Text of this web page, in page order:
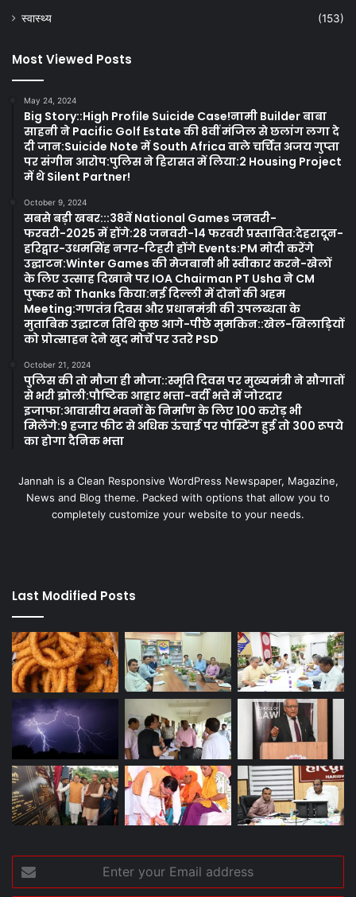
स्वास्थ्य
(153)
Most Viewed Posts
May 24, 2024
Big Story::High Profile Suicide Case!नामी Builder बाबा
साहनी ने Pacific Golf Estate की 8वीं मंजिल से छलांग लगा दे
दी जान:Suicide Note में South Africa वाले चर्चित अजय गुप्ता
पर संगीन आरोप:पुलिस ने हिरासत में लिया:2 Housing Project
में थे Silent Partner!
October 9, 2024
सबसे बड़ी खबर:::38वें National Games जनवरी-
फरवरी-2025 में होंगे:28 जनवरी-14 फरवरी प्रस्तावित:देहरादून-
हरिद्वार-उधमसिंह नगर-टिहरी होंगे Events:PM मोदी करेंगे
उद्घाटन:Winter Games की मेजबानी भी स्वीकार करने-खेलों
के लिए उत्साह दिखाने पर IOA Chairman PT Usha ने CM
पुष्कर को Thanks किया:नई दिल्ली में दोनों की अहम
Meeting:गणतंत्र दिवस और प्रधानमंत्री की उपलब्धता के
मुताबिक उद्घाटन तिथि कुछ आगे-पीछे मुमकिन::खेल-खिलाड़ियों
को प्रोत्साहन देने खुद मोर्चे पर उतरे PSD
October 21, 2024
पुलिस की तो मौजा ही मौजा::स्मृति दिवस पर मुख्यमंत्री ने सौगातों
से भरी झोली:पौष्टिक आहार भत्ता-वर्दी भत्ते में जोरदार
इजाफा:आवासीय भवनों के निर्माण के लिए 100 करोड़ भी
मिलेंगे:9 हजार फीट से अधिक ऊंचाई पर पोस्टिंग हुई तो 300 रूपये
का होगा दैनिक भत्ता
Jannah is a Clean Responsive WordPress Newspaper, Magazine,
News and Blog theme. Packed with options that allow you to
completely customize your website to your needs.
Last Modified Posts
your